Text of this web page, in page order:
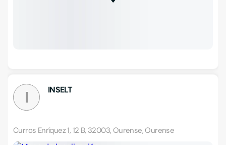
I INSELT
Curros Enríquez 1, 12 B, 32003, Ourense, Ourense